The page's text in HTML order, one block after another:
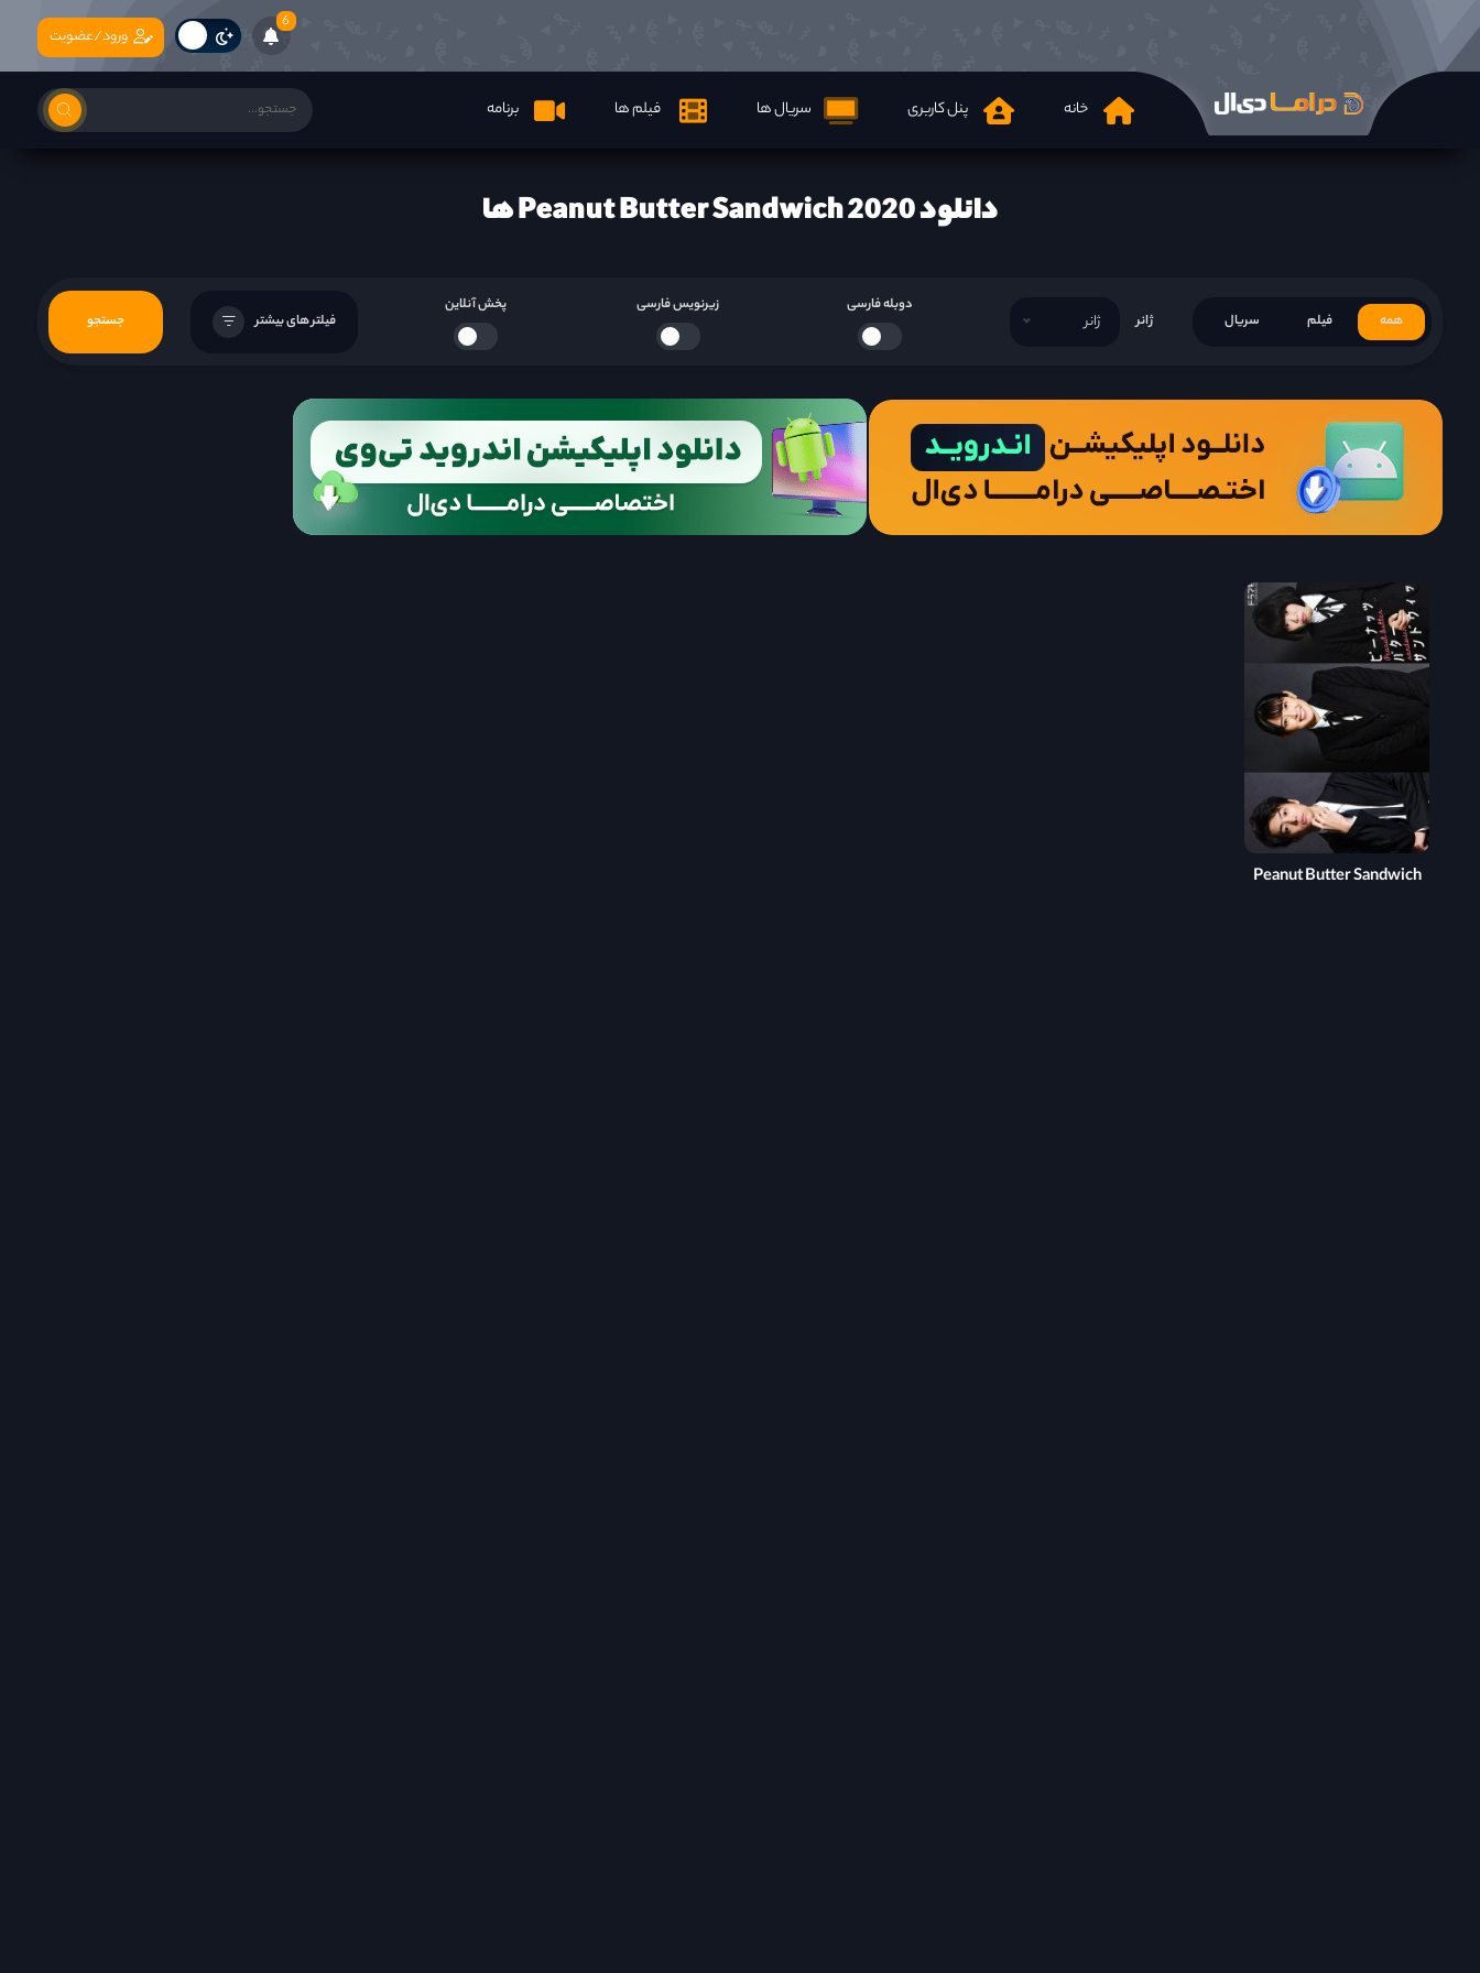
6
خانه پنل کاربری سریال ها فیلم ها برنامه
ورود/عضویت
دانلود Peanut Butter Sandwich 2020 ها
همه فیلم سریال ژانر ژانر
دوبله فارسی زیرنویس فارسی پخش آنلاین
فیلتر های بیشتر جستجو
Peanut Butter Sandwich